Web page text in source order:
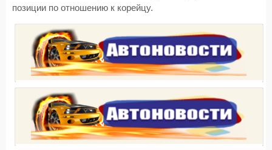
позиции по отношению к корейцу.